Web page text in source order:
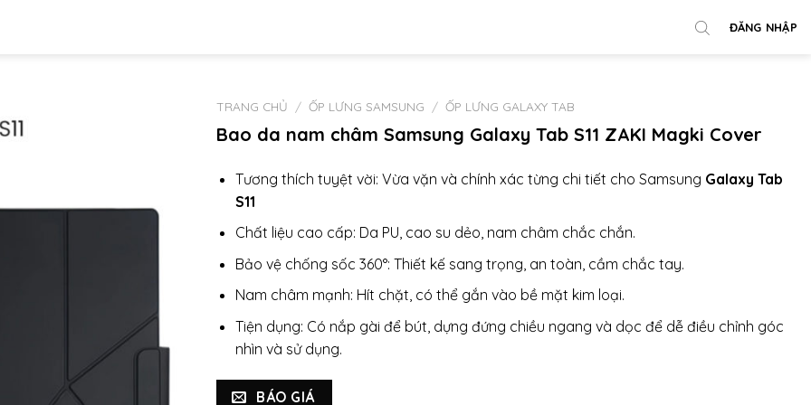
ĐĂNG NHẬP
TRANG CHỦ / ỐP LƯNG SAMSUNG / ỐP LƯNG GALAXY TAB
Bao da nam châm Samsung Galaxy Tab S11 ZAKI Magki Cover
Tương thích tuyệt vời: Vừa vặn và chính xác từng chi tiết cho Samsung Galaxy Tab
S11
Chất liệu cao cấp: Da PU, cao su dẻo, nam châm chắc chắn.
Bảo vệ chống sốc 360°: Thiết kế sang trọng, an toàn, cầm chắc tay.
Nam châm mạnh: Hít chặt, có thể gắn vào bề mặt kim loại.
Tiện dụng: Có nắp gài để bút, dựng đứng chiều ngang và dọc để dễ điều chỉnh góc
nhìn và sử dụng.
BÁO GIÁ